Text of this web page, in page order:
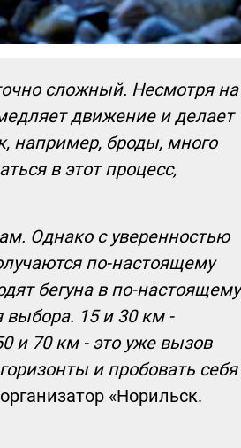
сложный. Несмотря на
движение и делает
например, броды, много
в этот процесс,
Однако с уверенностью
по-настоящему
бегуна в по-настоящему
выбора. 15 и 30 км -
и 70 км - это уже вызов
и пробовать себя
«Норильск.